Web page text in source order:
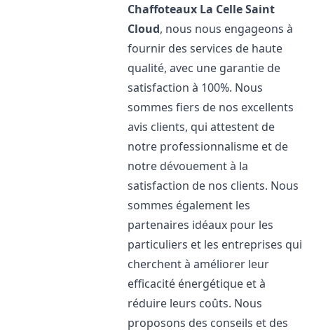
Chaffoteaux La Celle Saint
Cloud, nous nous engageons à
fournir des services de haute
qualité, avec une garantie de
satisfaction à 100%. Nous
sommes fiers de nos excellents
avis clients, qui attestent de
notre professionnalisme et de
notre dévouement à la
satisfaction de nos clients. Nous
sommes également les
partenaires idéaux pour les
particuliers et les entreprises qui
cherchent à améliorer leur
efficacité énergétique et à
réduire leurs coûts. Nous
proposons des conseils et des